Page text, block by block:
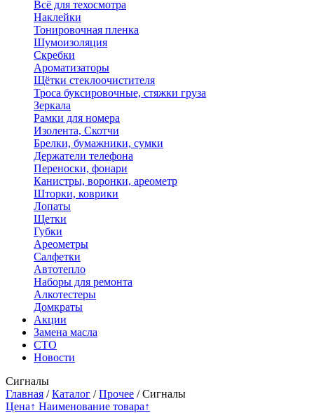
Всё для техосмотра
Наклейки
Тонировочная пленка
Шумоизоляция
Скребки
Ароматизаторы
Щётки стеклоочистителя
Троса буксировочные, стяжки груза
Зеркала
Рамки для номера
Изолента, Скотчи
Брелки, бумажники, сумки
Держатели телефона
Переноски, фонари
Канистры, воронки, ареометр
Шторки, коврики
Лопаты
Щетки
Губки
Ареометры
Салфетки
Автотепло
Наборы для ремонта
Алкотестеры
Домкраты
Акции
Замена масла
СТО
Новости
Сигналы
Главная /Каталог /Прочее /Сигналы
Цена↑ Наименование товара↑